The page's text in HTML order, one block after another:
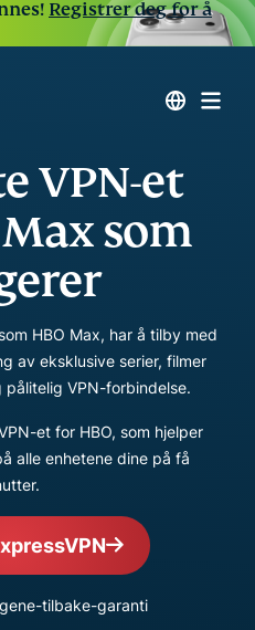
Registrer deg for å
VPN-et
som
HBO Max, har å tilby med
av eksklusive serier, filmer
VPN-forbindelse.
et for HBO, som hjelper
alle enhetene dine på få
tilbake-garanti